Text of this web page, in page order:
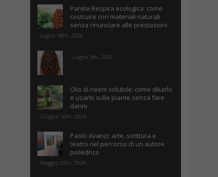
Parete Respira ecologica: come
costruire con materiali naturali
senza rinunciare alle prestazioni
Luglio 18th, 2026
Luglio 5th, 2026
Olio di neem solubile: come diluirlo
e usarlo sulle piante senza fare
danni
Giugno 10th, 2026
Paolo Avanzi: arte, scrittura e
teatro nel percorso di un autore
poliedrico
Maggio 25th, 2026